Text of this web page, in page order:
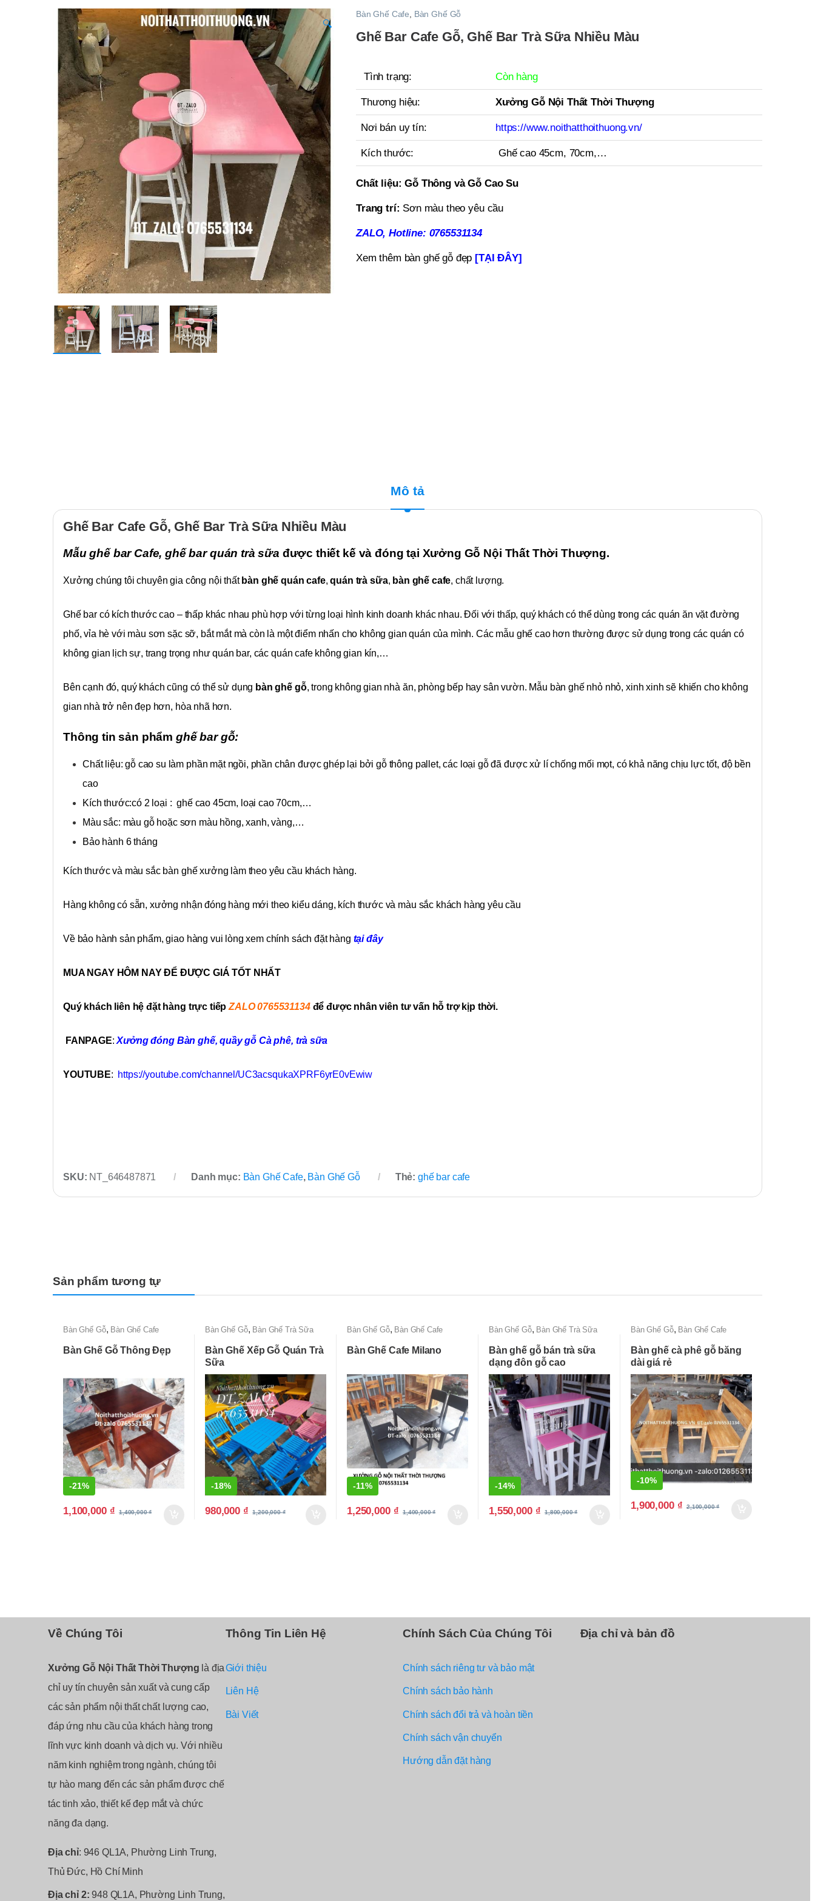
🔍
Bàn Ghế Cafe, Bàn Ghế Gỗ
Ghế Bar Cafe Gỗ, Ghế Bar Trà Sữa Nhiều Màu
Tình trạng: Còn hàng
Thương hiệu: Xưởng Gỗ Nội Thất Thời Thượng
Nơi bán uy tín: https://www.noithatthoithuong.vn/
Kích thước: Ghế cao 45cm, 70cm,…
Chất liệu: Gỗ Thông và Gỗ Cao Su
Trang trí: Sơn màu theo yêu cầu
ZALO, Hotline: 0765531134
Xem thêm bàn ghế gỗ đẹp [TẠI ĐÂY]
Mô tả
Ghế Bar Cafe Gỗ, Ghế Bar Trà Sữa Nhiều Màu
Mẫu ghế bar Cafe, ghế bar quán trà sữa được thiết kế và đóng tại Xưởng Gỗ Nội Thất Thời Thượng.
Xưởng chúng tôi chuyên gia công nội thất bàn ghế quán cafe,quán trà sữa, bàn ghế cafe, chất lượng.
Ghế bar có kích thước cao – thấp khác nhau phù hợp với từng loại hình kinh doanh khác nhau. Đối với thấp, quý khách có thể dùng trong các quán ăn vặt đường
phố, vỉa hè với màu sơn sặc sỡ, bắt mắt mà còn là một điểm nhấn cho không gian quán của mình. Các mẫu ghế cao hơn thường được sử dụng trong các quán có
không gian lịch sự, trang trọng như quán bar, các quán cafe không gian kín,…
Bên cạnh đó, quý khách cũng có thể sử dụng bàn ghế gỗ, trong không gian nhà ăn, phòng bếp hay sân vườn. Mẫu bàn ghế nhỏ nhỏ, xinh xinh sẽ khiến cho không
gian nhà trở nên đẹp hơn, hòa nhã hơn.
Thông tin sản phẩm ghế bar gỗ:
Chất liệu: gỗ cao su làm phần mặt ngồi, phần chân được ghép lại bởi gỗ thông pallet, các loại gỗ đã được xử lí chống mối mọt, có khả năng chịu lực tốt, độ bền
cao
Kích thước:có 2 loại : ghế cao 45cm, loại cao 70cm,…
Màu sắc: màu gỗ hoặc sơn màu hồng, xanh, vàng,…
Bảo hành 6 tháng
Kích thước và màu sắc bàn ghế xưởng làm theo yêu cầu khách hàng.
Hàng không có sẵn, xưởng nhận đóng hàng mới theo kiểu dáng, kích thước và màu sắc khách hàng yêu cầu
Về bảo hành sản phẩm, giao hàng vui lòng xem chính sách đặt hàng tại đây
MUA NGAY HÔM NAY ĐỂ ĐƯỢC GIÁ TỐT NHẤT
Quý khách liên hệ đặt hàng trực tiếp ZALO 0765531134 để được nhân viên tư vấn hỗ trợ kịp thời.
FANPAGE: Xưởng đóng Bàn ghế, quầy gỗ Cà phê, trà sữa
YOUTUBE: https://youtube.com/channel/UC3acsqukaXPRF6yrE0vEwiw
SKU: NT_646487871 Danh mục: Bàn Ghế Cafe, Bàn Ghế Gỗ Thẻ: ghế bar cafe
Sản phẩm tương tự
Bàn Ghế Gỗ, Bàn Ghế Cafe
Bàn Ghế Gỗ Thông Đẹp
-21%
1,100,000 ₫ 1,400,000₫
Bàn Ghế Gỗ, Bàn Ghế Trà Sữa
Bàn Ghế Xếp Gỗ Quán Trà
Sữa
-18%
980,000 ₫ 1,200,000₫
Bàn Ghế Gỗ, Bàn Ghế Cafe
Bàn Ghế Cafe Milano
-11%
1,250,000 ₫ 1,400,000₫
Bàn Ghế Gỗ, Bàn Ghế Trà Sữa
Bàn ghế gỗ bán trà sữa
dạng đôn gỗ cao
-14%
1,550,000 ₫ 1,800,000₫
Bàn Ghế Gỗ, Bàn Ghế Cafe
Bàn ghế cà phê gỗ băng
dài giá rẻ
-10%
1,900,000 ₫ 2,100,000₫
Về Chúng Tôi
Xưởng Gỗ Nội Thất Thời Thượng là địa
chỉ uy tín chuyên sản xuất và cung cấp
các sản phẩm nội thất chất lượng cao,
đáp ứng nhu cầu của khách hàng trong
lĩnh vực kinh doanh và dịch vụ. Với nhiều
năm kinh nghiệm trong ngành, chúng tôi
tự hào mang đến các sản phẩm được chế
tác tinh xảo, thiết kế đẹp mắt và chức
năng đa dạng.
Địa chỉ: 946 QL1A, Phường Linh Trung,
Thủ Đức, Hồ Chí Minh
Địa chỉ 2:948 QL1A, Phường Linh Trung,
Thông Tin Liên Hệ
Giới thiệu
Liên Hệ
Bài Viết
Chính Sách Của Chúng Tôi
Chính sách riêng tư và bảo mật
Chính sách bảo hành
Chính sách đổi trả và hoàn tiền
Chính sách vận chuyển
Hướng dẫn đặt hàng
Địa chỉ và bản đồ